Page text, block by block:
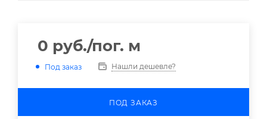
0 руб./пог. м
Под заказ Нашли дешевле?
ПОД ЗАКАЗ